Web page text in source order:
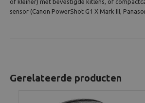
of kleiner) met bevestigde kitlens, of
sensor (Canon PowerShot G1 X Mark III,
Gerelateerde producten